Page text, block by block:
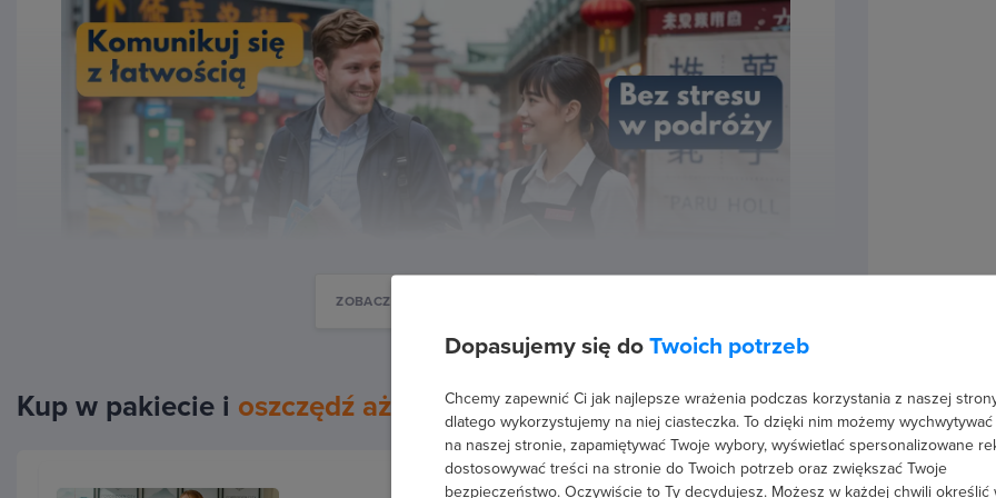
ZOBACZ WIĘCEJ
Kup w pakiecie i oszczędź aż 20%
Dopasujemy się do Twoich potrzeb
Chcemy zapewnić Ci jak najlepsze wrażenia podczas korzystania z naszej
dlatego wykorzystujemy na niej ciasteczka. To dzięki nim możemy wychwytywać
na naszej stronie, zapamiętywać Twoje wybory, wyświetlać spersonalizowane
dostosowywać treści na stronie do Twoich potrzeb oraz zwiększać Twoje
bezpieczeństwo. Oczywiście to Ty decydujesz. Możesz w każdej chwili określić